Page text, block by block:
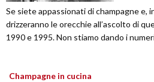
Se siete appassionati di champagne e,
drizzeranno le orecchie all’ascolto di
1990 e 1995. Non stiamo dando i
Champagne in cucina